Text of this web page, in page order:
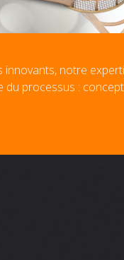
innovants, notre
du processus :